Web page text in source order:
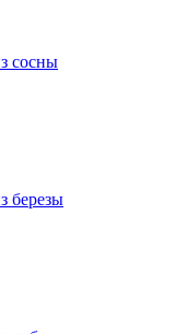
сосны
березы